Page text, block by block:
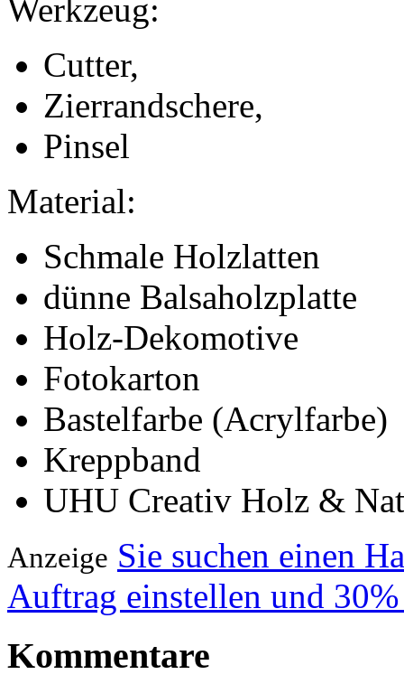
Werkzeug:
Cutter,
Zierrandschere,
Pinsel
Material:
Schmale Holzlatten
dünne Balsaholzplatte
Holz-Dekomotive
Fotokarton
Bastelfarbe (Acrylfarbe)
Kreppband
UHU Creativ Holz &
Anzeige Sie suchen einen
Auftrag einstellen und
Kommentare